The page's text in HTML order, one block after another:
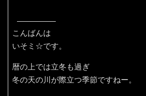
こんばんは
いそミ☆です。
暦の上では立冬も過ぎ
冬の天の川が際立つ季節ですねー。